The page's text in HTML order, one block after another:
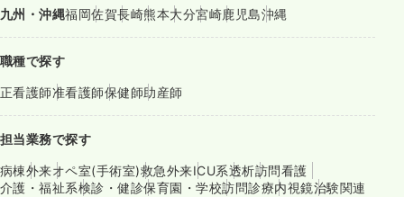
九州・沖縄福岡佐賀長崎熊本大分宮崎鹿児島沖縄
職種で探す
正看護師准看護師保健師助産師
担当業務で探す
病棟外来オペ室(手術室)救急外来ICU系透析訪問看護
介護・福祉系検診・健診保育園・学校訪問診療内視鏡治験関連